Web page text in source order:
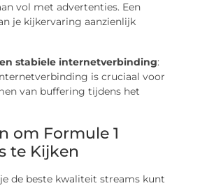
vol met advertenties. Een
je kijkervaring aanzienlijk
stabiele internetverbinding:
is cruciaal voor
van buffering tijdens het
om Formule 1
te Kijken
de beste kwaliteit streams kunt